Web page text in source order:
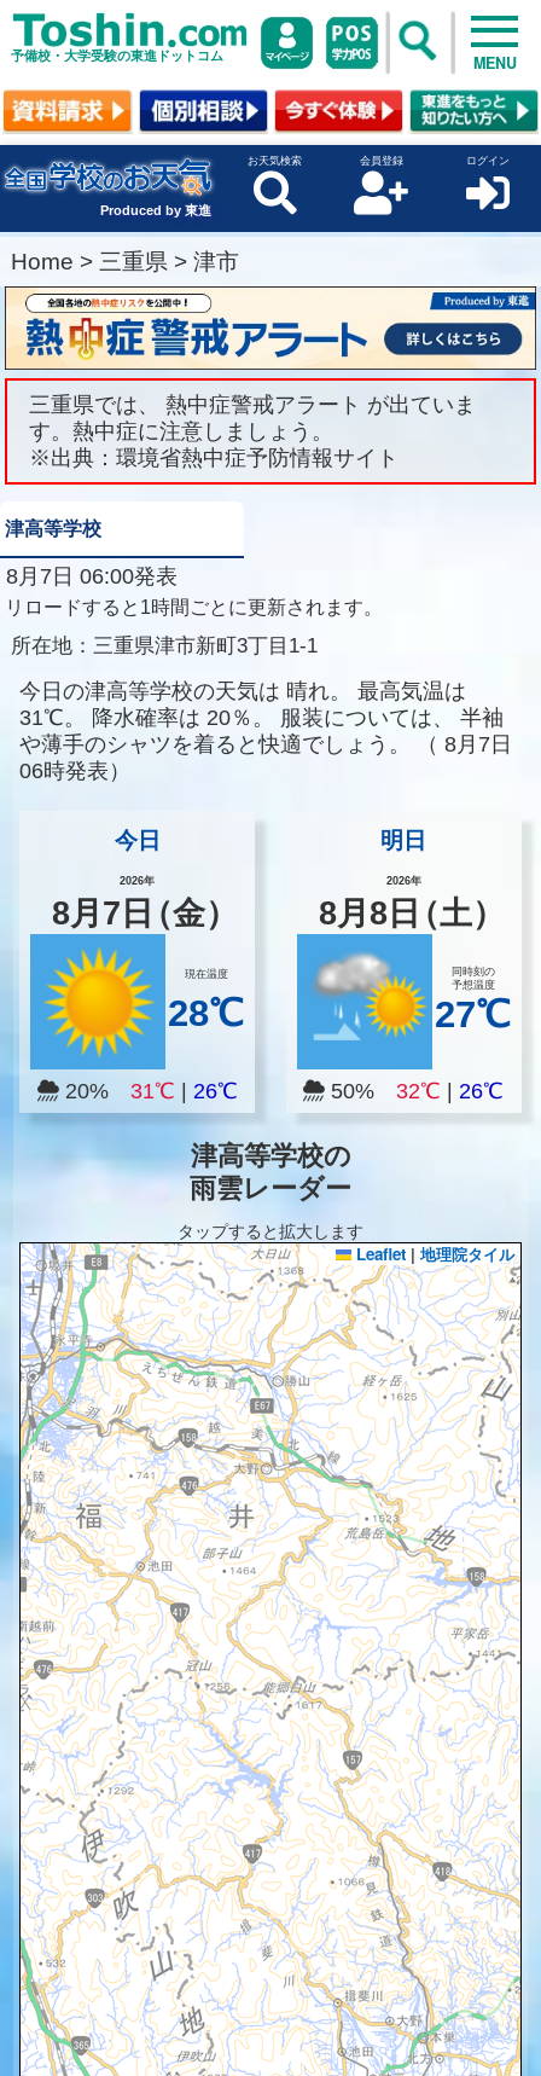
予備校・大学受験の東進ドットコム MENU
Produced by 東進
お天気検索 会員登録 ログイン
Home > 三重県 > 津市
三重県では、 熱中症警戒アラート が出ていま
す。熱中症に注意しましょう。
※出典：環境省熱中症予防情報サイト
津高等学校
8月7日 06:00発表
リロードすると1時間ごとに更新されます。
所在地： 三重県津市新町3丁目1-1
今日の津高等学校の天気は 晴れ。
最高気温は
31℃。
降水確率は 20％。 服装については、
半袖
や薄手のシャツを着ると快適でしょう。
（ 8月7日
06時発表）
今日
2026年
8月 7 日（金）
現在温度
28℃
20% 31℃ 26℃
明日
2026年
8月8 日（土）
同時刻の
予想温度
27℃
50%32℃ |26℃
津高等学校の
雨雲レーダー
タップすると拡大します
Leaflet | 地理院タイル